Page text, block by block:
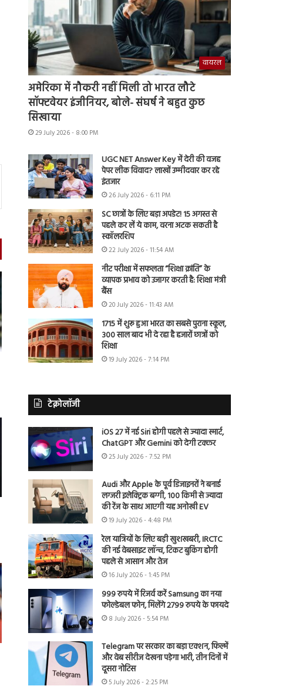
वायरल
अमेरिका में नौकरी नहीं मिली तो भारत लौटे
सॉफ्टवेयर इंजीनियर, बोले- संघर्ष ने बहुत कुछ
सिखाया
29 July 2026 - 8:00 PM
UGC NET Answer Key में देरी की वजह
पेपर लीक विवाद? लाखों उम्मीदवार कर रहे
इंतजार
26 July 2026 - 6:11 PM
SC छात्रों के लिए बड़ा अपडेट! 15 अगस्त से
पहले कर लें ये काम, वरना अटक सकती है
स्कॉलरशिप
22 July 2026 - 11:54 AM
नीट परीक्षा में सफलता “शिक्षा क्रांति” के
व्यापक प्रभाव को उजागर करती है: शिक्षा मंत्री
बैंस
20 July 2026 - 11:43 AM
1715 में शुरू हुआ भारत का सबसे पुराना स्कूल,
300 साल बाद भी दे रहा है हजारों छात्रों को
शिक्षा
19 July 2026 - 7:14 PM
टेक्नोलॉजी
iOS 27 में नई Siri होगी पहले से ज्यादा स्मार्ट,
ChatGPT और Gemini को देगी टक्कर
25 July 2026 - 7:52 PM
Audi और Apple के पूर्व डिजाइनरों ने बनाई
लग्जरी इलेक्ट्रिक बग्गी, 100 किमी से ज्यादा
की रेंज के साथ आएगी यह अनोखी EV
19 July 2026 - 4:48 PM
रेल यात्रियों के लिए बड़ी खुशखबरी, IRCTC
की नई वेबसाइट लॉन्च, टिकट बुकिंग होगी
पहले से आसान और तेज
16 July 2026 - 1:45 PM
999 रुपये में रिजर्व करें Samsung का नया
फोल्डेबल फोन, मिलेंगे 2799 रुपये के फायदे
8 July 2026 - 5:54 PM
Telegram पर सरकार का बड़ा एक्शन, फिल्में
और वेब सीरीज देखना पड़ेगा भारी, तीन दिनों में
दूसरा नोटिस
5 July 2026 - 2:25 PM